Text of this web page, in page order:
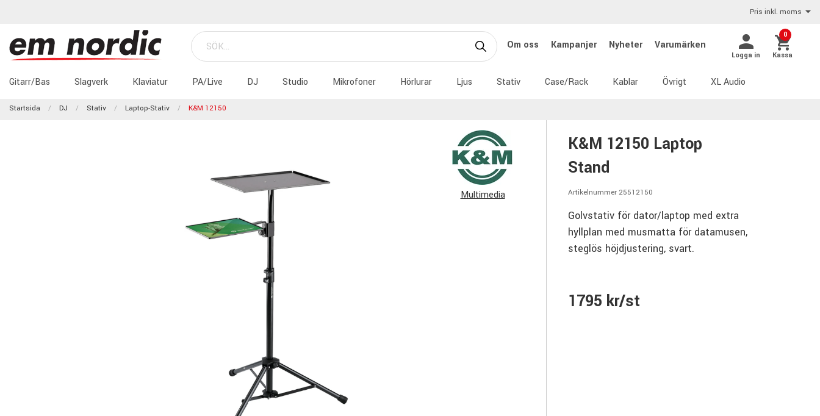
Pris inkl. moms
Om oss Kampanjer Nyheter Varumärken
Logga in
0
Kassa
Gitarr/Bas Slagverk Klaviatur PA/Live DJ Studio Mikrofoner Hörlurar Ljus Stativ Case/Rack Kablar Övrigt XL Audio
Startsida DJ Stativ Laptop-Stativ K&M 12150
Multimedia
K&M 12150 Laptop
Stand
Artikelnummer 25512150
Golvstativ för dator/laptop med extra
hyllplan med musmatta för datamusen,
steglös höjdjustering, svart.
1795 kr/st